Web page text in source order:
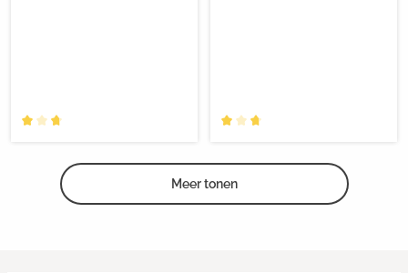
Meer tonen